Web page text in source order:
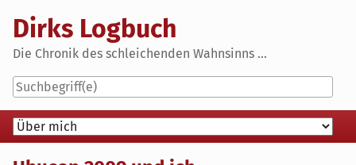
content
Dirks Logbuch
Die Chronik des schleichenden Wahnsinns ...
Navigation